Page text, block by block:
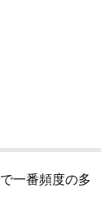
一番頻度の多